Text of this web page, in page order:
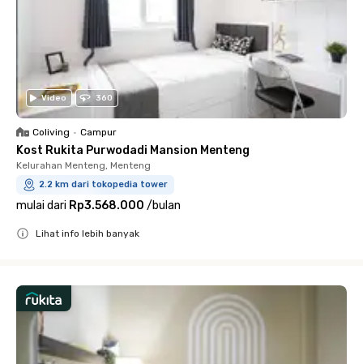
Video 360
Coliving • Campur
Kost Rukita Purwodadi Mansion Menteng
Kelurahan Menteng, Menteng
2.2 km dari tokopedia tower
mulai dari Rp3.568.000 /bulan
Lihat info lebih banyak